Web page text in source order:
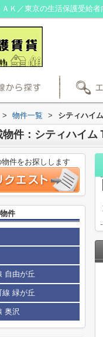
Ｋ／東京の生活保護受給
> 物件一覧 > シティハイ
件：シティハイム
件をお探しします
件
自由が丘
線 緑が丘
奥沢